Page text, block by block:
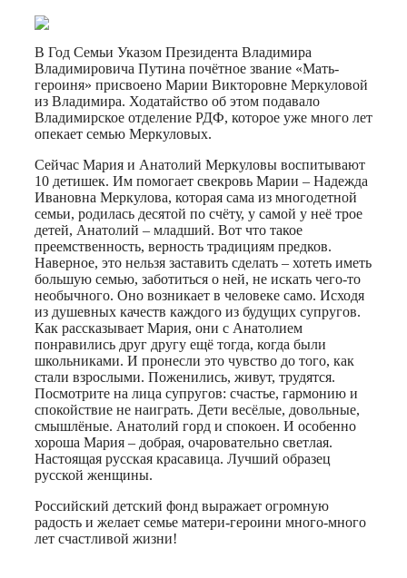
В Год Семьи Указом Президента Владимира
Владимировича Путина почётное звание «Мать-
героиня» присвоено Марии Викторовне Меркуловой
из Владимира. Ходатайство об этом подавало
Владимирское отделение РДФ, которое уже много лет
опекает семью Меркуловых.
Сейчас Мария и Анатолий Меркуловы воспитывают
10 детишек. Им помогает свекровь Марии – Надежда
Ивановна Меркулова, которая сама из многодетной
семьи, родилась десятой по счёту, у самой у неё трое
детей, Анатолий – младший. Вот что такое
преемственность, верность традициям предков.
Наверное, это нельзя заставить сделать – хотеть иметь
большую семью, заботиться о ней, не искать чего-то
необычного. Оно возникает в человеке само. Исходя
из душевных качеств каждого из будущих супругов.
Как рассказывает Мария, они с Анатолием
понравились друг другу ещё тогда, когда были
школьниками. И пронесли это чувство до того, как
стали взрослыми. Поженились, живут, трудятся.
Посмотрите на лица супругов: счастье, гармонию и
спокойствие не наиграть. Дети весёлые, довольные,
смышлёные. Анатолий горд и спокоен. И особенно
хороша Мария – добрая, очаровательно светлая.
Настоящая русская красавица. Лучший образец
русской женщины.
Российский детский фонд выражает огромную
радость и желает семье матери-героини много-много
лет счастливой жизни!